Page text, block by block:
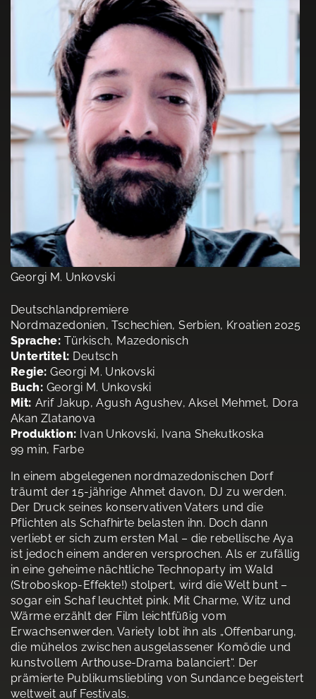
Georgi M. Unkovski
Deutschlandpremiere
Nordmazedonien, Tschechien, Serbien, Kroatien 2025
Sprache: Türkisch, Mazedonisch
Untertitel: Deutsch
Regie: Georgi M. Unkovski
Buch: Georgi M. Unkovski
Mit: Arif Jakup, Agush Agushev, Aksel Mehmet, Dora
Akan Zlatanova
Produktion: Ivan Unkovski, Ivana Shekutkoska
99 min, Farbe
In einem abgelegenen nordmazedonischen Dorf
träumt der 15-jährige Ahmet davon, DJ zu werden.
Der Druck seines konservativen Vaters und die
Pflichten als Schafhirte belasten ihn. Doch dann
verliebt er sich zum ersten Mal – die rebellische Aya
ist jedoch einem anderen versprochen. Als er zufällig
in eine geheime nächtliche Technoparty im Wald
(Stroboskop-Effekte!) stolpert, wird die Welt bunt –
sogar ein Schaf leuchtet pink. Mit Charme, Witz und
Wärme erzählt der Film leichtfüßig vom
Erwachsenwerden. Variety lobt ihn als „Offenbarung,
die mühelos zwischen ausgelassener Komödie und
kunstvollem Arthouse-Drama balanciert“. Der
prämierte Publikumsliebling von Sundance begeistert
weltweit auf Festivals.